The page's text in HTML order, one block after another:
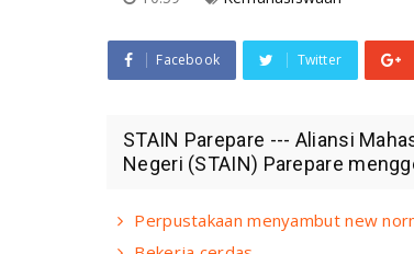
Facebook Twitter
STAIN Parepare --- Aliansi
Negeri (STAIN) Parepare
Perpustakaan menyambut new